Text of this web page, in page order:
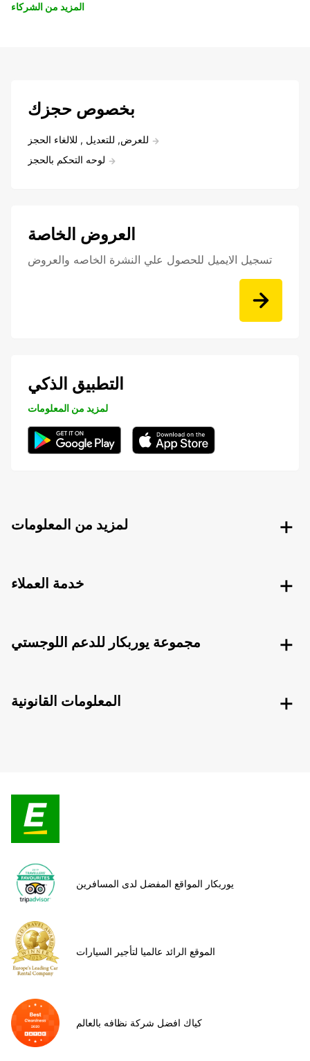
المزيد من الشركاء
بخصوص حجزك
للعرض, للتعديل , للالغاء الحجز
لوحه التحكم بالحجز
العروض الخاصة
تسجيل الايميل للحصول علي النشرة الخاصه والعروض
التطبيق الذكي
لمزيد من المعلومات
لمزيد من المعلومات
خدمة العملاء
مجموعة يوربكار للدعم اللوجستي
المعلومات القانونية
يوربكار المواقع المفضل لدى المسافرين
الموقع الرائد عالميا لتأجير السيارات
كياك افضل شركة نظافه بالعالم